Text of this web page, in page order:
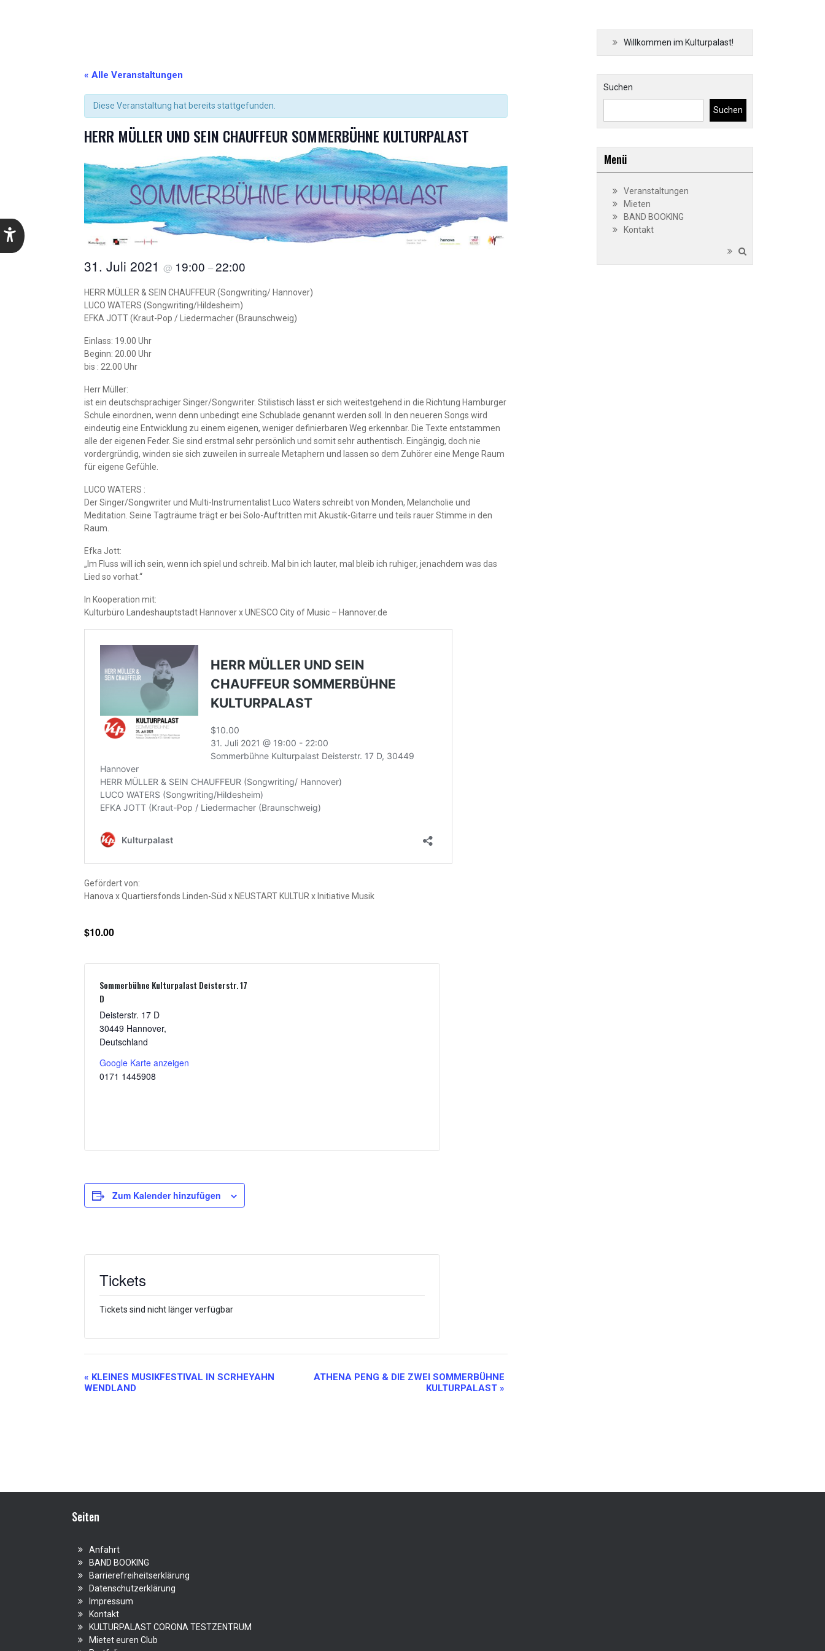
« Alle Veranstaltungen
Diese Veranstaltung hat bereits stattgefunden.
HERR MÜLLER UND SEIN CHAUFFEUR SOMMERBÜHNE KULTURPALAST
31. Juli 2021 @ 19:00 –22:00
HERR MÜLLER & SEIN CHAUFFEUR (Songwriting/ Hannover)
LUCO WATERS (Songwriting/Hildesheim)
EFKA JOTT (Kraut-Pop / Liedermacher (Braunschweig)
Einlass: 19.00 Uhr
Beginn: 20.00 Uhr
bis : 22.00 Uhr
Herr Müller:
ist ein deutschsprachiger Singer/Songwriter. Stilistisch lässt er sich weitestgehend in die Richtung Hamburger
Schule einordnen, wenn denn unbedingt eine Schublade genannt werden soll. In den neueren Songs wird
eindeutig eine Entwicklung zu einem eigenen, weniger definierbaren Weg erkennbar. Die Texte entstammen
alle der eigenen Feder. Sie sind erstmal sehr persönlich und somit sehr authentisch. Eingängig, doch nie
vordergründig, winden sie sich zuweilen in surreale Metaphern und lassen so dem Zuhörer eine Menge Raum
für eigene Gefühle.
LUCO WATERS :
Der Singer/Songwriter und Multi-Instrumentalist Luco Waters schreibt von Monden, Melancholie und
Meditation. Seine Tagträume trägt er bei Solo-Auftritten mit Akustik-Gitarre und teils rauer Stimme in den
Raum.
Efka Jott:
„Im Fluss will ich sein, wenn ich spiel und schreib. Mal bin ich lauter, mal bleib ich ruhiger, jenachdem was das
Lied so vorhat.“
In Kooperation mit:
Kulturbüro Landeshauptstadt Hannover x UNESCO City of Music – Hannover.de
Gefördert von:
Hanova x Quartiersfonds Linden-Süd x NEUSTART KULTUR x Initiative Musik
$10.00
Sommerbühne Kulturpalast Deisterstr. 17
D
Deisterstr. 17 D
30449 Hannover,
Deutschland
Google Karte anzeigen
0171 1445908
Zum Kalender hinzufügen
Tickets
Tickets sind nicht länger verfügbar
Veranstaltung-
« KLEINES MUSIKFESTIVAL IN SCRHEYAHN
WENDLAND
ATHENA PENG & DIE ZWEI SOMMERBÜHNE
KULTURPALAST »
Willkommen im Kulturpalast!
Suchen
Suchen
Menü
Veranstaltungen
Mieten
BAND BOOKING
Kontakt
Seiten
Anfahrt
BAND BOOKING
Barrierefreiheitserklärung
Datenschutzerklärung
Impressum
Kontakt
KULTURPALAST CORONA TESTZENTRUM
Mietet euren Club